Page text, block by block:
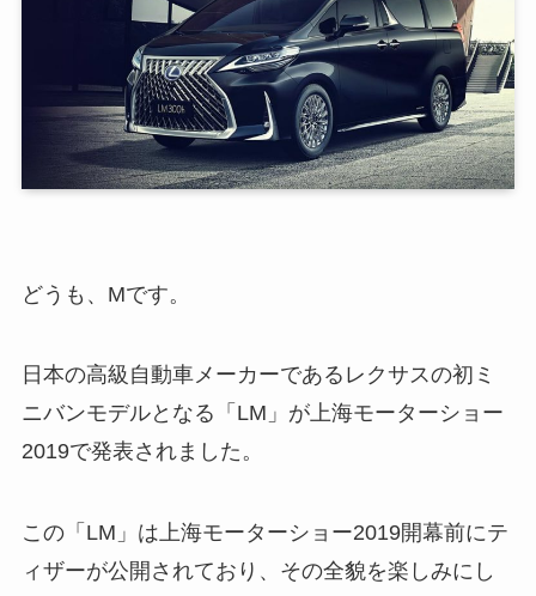
どうも、Mです。
日本の高級自動車メーカーであるレクサスの初ミ
ニバンモデルとなる「LM」が上海モーターショー
2019で発表されました。
この「LM」は上海モーターショー2019開幕前にテ
ィザーが公開されており、その全貌を楽しみにし